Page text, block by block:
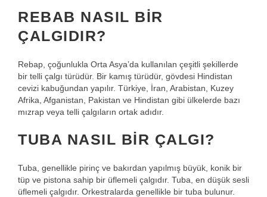
REBAB NASIL BIR
ÇALGIDIR?
Rebap, çoğunlukla Orta Asya’da kullanılan çeşitli şekillerde
bir telli çalgı türüdür. Bir kamış türüdür, gövdesi Hindistan
cevizi kabuğundan yapılır. Türkiye, İran, Arabistan, Kuzey
Afrika, Afganistan, Pakistan ve Hindistan gibi ülkelerde bazı
mızrap veya telli çalgıların ortak adıdır.
TUBA NASIL BIR ÇALGI?
Tuba, genellikle pirinç ve bakırdan yapılmış büyük, konik bir
tüp ve pistona sahip bir üflemeli çalgıdır. Tuba, en düşük sesli
üflemeli çalgıdır. Orkestralarda genellikle bir tuba bulunur.